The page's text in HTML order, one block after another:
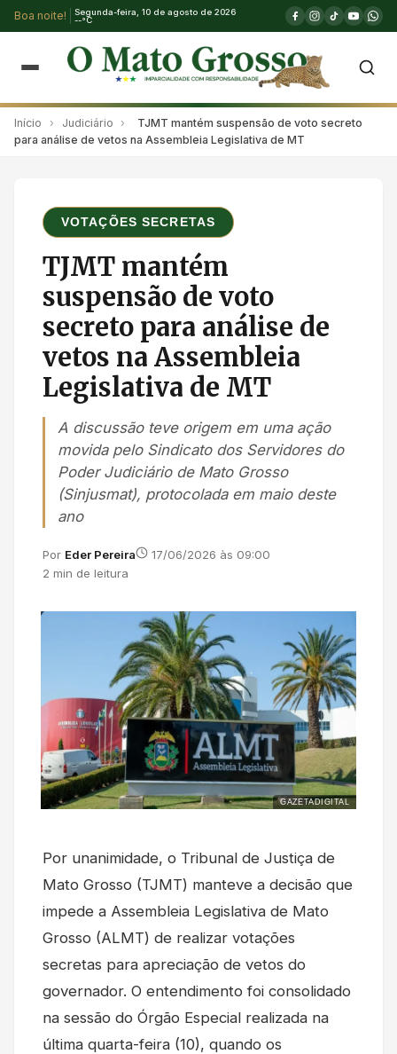
Boa noite!
Segunda-feira, 10 de agosto de 2026
--°C
Início › Judiciário ›
TJMT mantém suspensão de voto secreto
para análise de vetos na Assembleia Legislativa de MT
VOTAÇÕES SECRETAS
TJMT mantém
suspensão de voto
secreto para análise de
vetos na Assembleia
Legislativa de MT
A discussão teve origem em uma ação
movida pelo Sindicato dos Servidores do
Poder Judiciário de Mato Grosso
(Sinjusmat), protocolada em maio deste
ano
Por Eder Pereira
17/06/2026 às 09:00
2 min de leitura
GAZETADIGITAL
Por unanimidade, o Tribunal de Justiça de
Mato Grosso (TJMT) manteve a decisão que
impede a Assembleia Legislativa de Mato
Grosso (ALMT) de realizar votações
secretas para apreciação de vetos do
governador. O entendimento foi consolidado
na sessão do Órgão Especial realizada na
última quarta-feira (10), quando os